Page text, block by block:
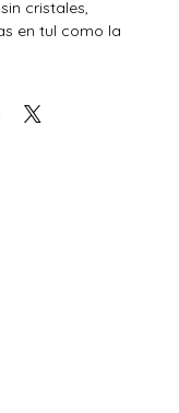
cristales,
en tul como la